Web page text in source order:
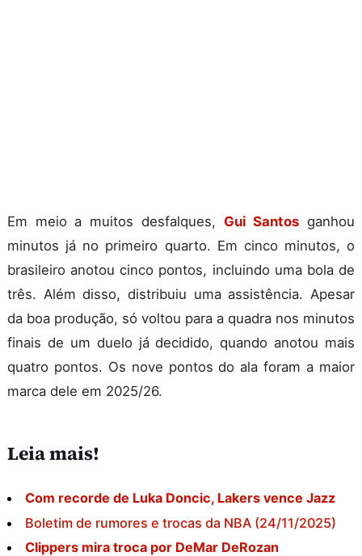
Em meio a muitos desfalques, Gui Santos ganhou
minutos já no primeiro quarto. Em cinco minutos, o
brasileiro anotou cinco pontos, incluindo uma bola de
três. Além disso, distribuiu uma assistência. Apesar
da boa produção, só voltou para a quadra nos minutos
finais de um duelo já decidido, quando anotou mais
quatro pontos. Os nove pontos do ala foram a maior
marca dele em 2025/26.
Leia mais!
Com recorde de Luka Doncic, Lakers vence Jazz
Boletim de rumores e trocas da NBA (24/11/2025)
Clippers mira troca por DeMar DeRozan